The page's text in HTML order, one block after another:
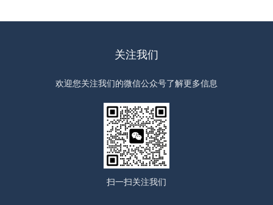
关注我们
欢迎您关注我们的微信公众号了解更多信息
扫一扫关注我们